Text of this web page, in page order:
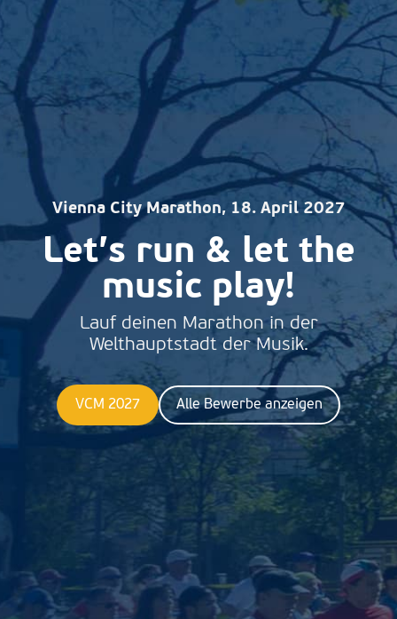
Vienna City Marathon, 18. April 2027
Let’s run & let the
music play!
Lauf deinen Marathon in der
Welthauptstadt der Musik.
VCM 2027 Alle Bewerbe anzeigen